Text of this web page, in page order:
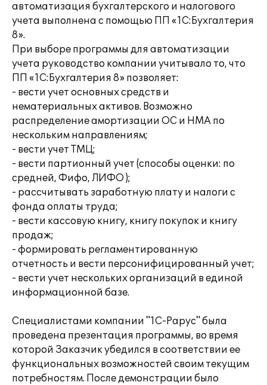
автоматизация бухгалтерского и налогового
учета выполнена с помощью ПП «1С:Бухгалтерия
8».
При выборе программы для автоматизации
учета руководство компании учитывало то, что
ПП «1С:Бухгалтерия 8» позволяет:
- вести учет основных средств и
нематериальных активов. Возможно
распределение амортизации ОС и НМА по
нескольким направлениям;
- вести учет ТМЦ;
- вести партионный учет (способы оценки: по
средней, Фифо, ЛИФО );
- рассчитывать заработную плату и налоги с
фонда оплаты труда;
- вести кассовую книгу, книгу покупок и книгу
продаж;
- формировать регламентированную
отчетность и вести персонифицированный учет;
- вести учет нескольких организаций в единой
информационной базе.
Специалистами компании "1С-Рарус" была
проведена презентация программы, во время
которой Заказчик убедился в соответствии ее
функциональных возможностей своим текущим
потребностям. После демонстрации было